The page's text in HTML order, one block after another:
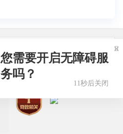
您需要开启无障碍服
务吗？
10秒后关闭
